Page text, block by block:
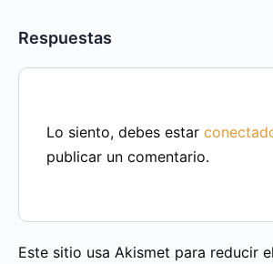
Respuestas
Lo siento, debes estar
publicar un comentario.
Este sitio usa Akismet para reducir